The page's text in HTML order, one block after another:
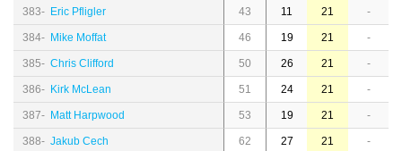
383- Eric Pfligler 43 11 21 -
384- Mike Moffat 46 19 21 -
385- Chris Clifford 50 26 21 -
386- Kirk McLean 51 24 21 -
387- Matt Harpwood 53 19 21 -
388- Jakub Cech 62 27 21 -